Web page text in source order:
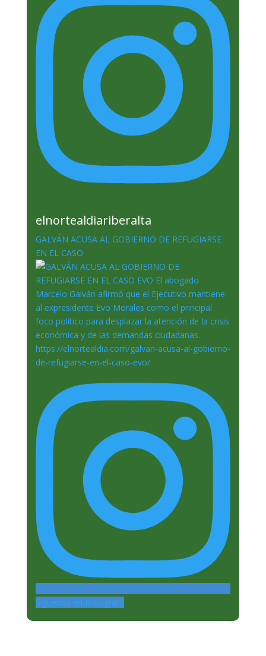
elnortealdiariberalta
GALVÁN ACUSA AL GOBIERNO DE REFUGIARSE
EN EL CASO
Siguenos en Instagram